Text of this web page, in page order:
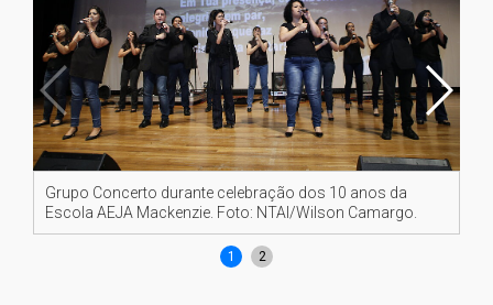
Grupo Concerto durante celebração dos 10 anos da
Escola AEJA Mackenzie. Foto: NTAI/Wilson Camargo.
1 2